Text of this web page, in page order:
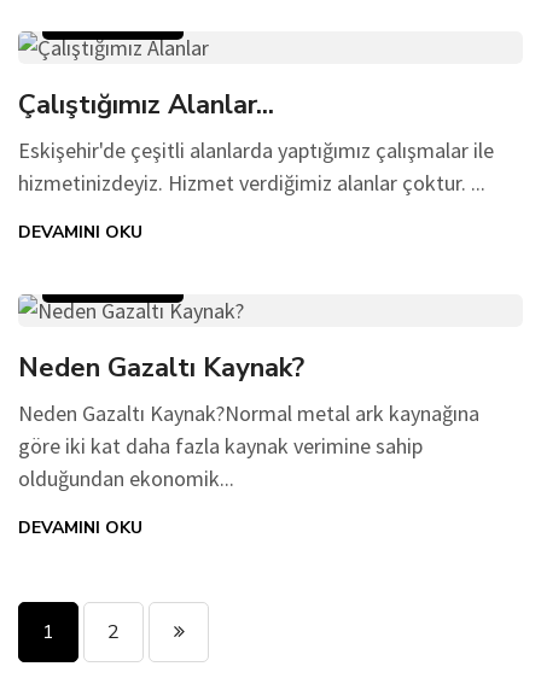
Çalıştığımız Alanlar...
Eskişehir'de çeşitli alanlarda yaptığımız çalışmalar ile
hizmetinizdeyiz. Hizmet verdiğimiz alanlar çoktur. ...
DEVAMINI OKU
Neden Gazaltı Kaynak?
Neden Gazaltı Kaynak?Normal metal ark kaynağına
göre iki kat daha fazla kaynak verimine sahip
olduğundan ekonomik...
DEVAMINI OKU
1 2